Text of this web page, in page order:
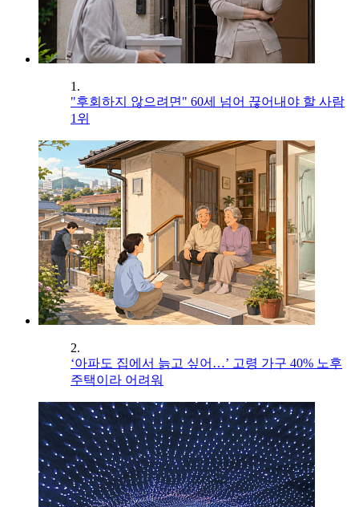
1.
"후회하지 않으려면" 60세 넘어 끊어내야 할 사람
1위
2.
‘아파도 집에서 늙고 싶어…’ 고령 가구 40% 노후
주택이라 어려워